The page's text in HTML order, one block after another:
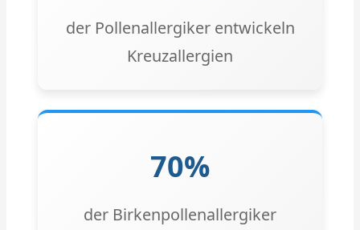
der Pollenallergiker entwickeln
Kreuzallergien
70%
der Birkenpollenallergiker